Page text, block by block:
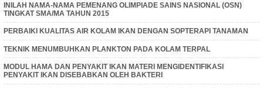
INILAH NAMA-NAMA PEMENANG OLIMPIADE SAINS NASIONAL (OSN)
TINGKAT SMA/MA TAHUN 2015
PERBAIKI KUALITAS AIR KOLAM IKAN DENGAN SOPTERAPI TANAMAN
TEKNIK MENUMBUHKAN PLANKTON PADA KOLAM TERPAL
MODUL HAMA DAN PENYAKIT IKAN MATERI MENGIDENTIFIKASI
PENYAKIT IKAN DISEBABKAN OLEH BAKTERI